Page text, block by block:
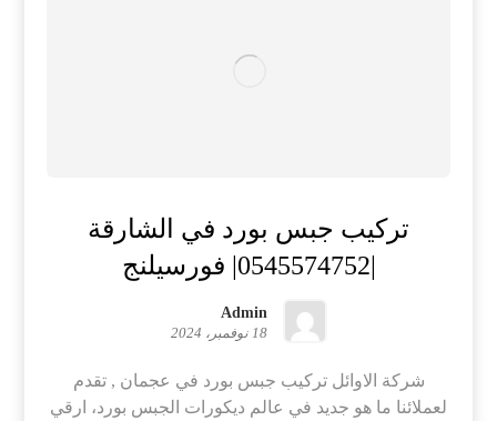
تركيب جبس بورد في الشارقة
Admin
18 نوفمبر، 2024
شركة الاوائل تركيب جبس بورد في عجمان , تقدم
لعملائنا ما هو جديد في عالم ديكورات الجبس بورد، ارقي